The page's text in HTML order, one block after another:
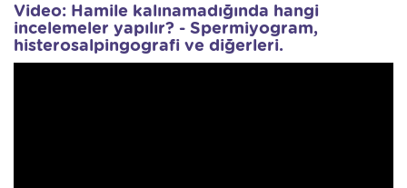
Video: Hamile kalınamadığında hangi
incelemeler yapılır? - Spermiyogram,
histerosalpingografi ve diğerleri.